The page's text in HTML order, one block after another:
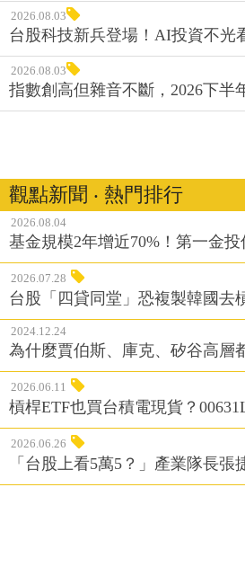
2026.08.03
台股科技新兵登場！AI投資不光
2026.08.03
指數創高但雜音不斷，2026下
觀點新聞 ‧ 熱門排行
2026.08.04
基金規模2年增近70%！第一金
2026.07.28
台股「四貸同堂」恐複製韓國去
2024.12.24
為什麼賈伯斯、庫克、矽谷高層
2026.06.11
槓桿ETF也買台積電現貨？
2026.06.26
「台股上看5萬5？」產業隊長